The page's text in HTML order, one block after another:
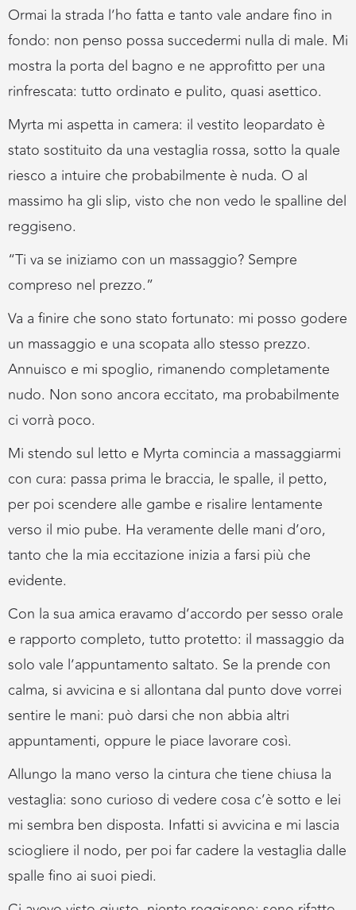
Ormai la strada l’ho fatta e tanto vale andare fino in
fondo: non penso possa succedermi nulla di male. Mi
mostra la porta del bagno e ne approfitto per una
rinfrescata: tutto ordinato e pulito, quasi asettico.
Myrta mi aspetta in camera: il vestito leopardato è
stato sostituito da una vestaglia rossa, sotto la quale
riesco a intuire che probabilmente è nuda. O al
massimo ha gli slip, visto che non vedo le spalline del
reggiseno.
“Ti va se iniziamo con un massaggio? Sempre
compreso nel prezzo.”
Va a finire che sono stato fortunato: mi posso godere
un massaggio e una scopata allo stesso prezzo.
Annuisco e mi spoglio, rimanendo completamente
nudo. Non sono ancora eccitato, ma probabilmente
ci vorrà poco.
Mi stendo sul letto e Myrta comincia a massaggiarmi
con cura: passa prima le braccia, le spalle, il petto,
per poi scendere alle gambe e risalire lentamente
verso il mio pube. Ha veramente delle mani d’oro,
tanto che la mia eccitazione inizia a farsi più che
evidente.
Con la sua amica eravamo d’accordo per sesso orale
e rapporto completo, tutto protetto: il massaggio da
solo vale l’appuntamento saltato. Se la prende con
calma, si avvicina e si allontana dal punto dove vorrei
sentire le mani: può darsi che non abbia altri
appuntamenti, oppure le piace lavorare così.
Allungo la mano verso la cintura che tiene chiusa la
vestaglia: sono curioso di vedere cosa c’è sotto e lei
mi sembra ben disposta. Infatti si avvicina e mi lascia
sciogliere il nodo, per poi far cadere la vestaglia dalle
spalle fino ai suoi piedi.